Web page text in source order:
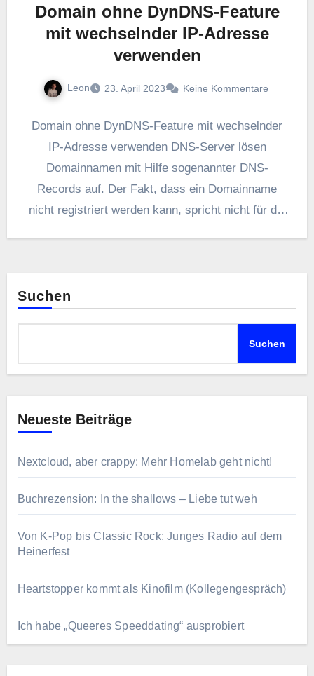
Domain ohne DynDNS-Feature
mit wechselnder IP-Adresse
verwenden
Leon 23. April 2023 Keine Kommentare
Domain ohne DynDNS-Feature mit wechselnder
IP-Adresse verwenden DNS-Server lösen
Domainnamen mit Hilfe sogenannter DNS-
Records auf. Der Fakt, dass ein Domainname
nicht registriert werden kann, spricht nicht für die
Suchen
Suchen
Neueste Beiträge
Nextcloud, aber crappy: Mehr Homelab geht nicht!
Buchrezension: In the shallows – Liebe tut weh
Von K-Pop bis Classic Rock: Junges Radio auf dem
Heinerfest
Heartstopper kommt als Kinofilm (Kollegengespräch)
Ich habe „Queeres Speeddating“ ausprobiert